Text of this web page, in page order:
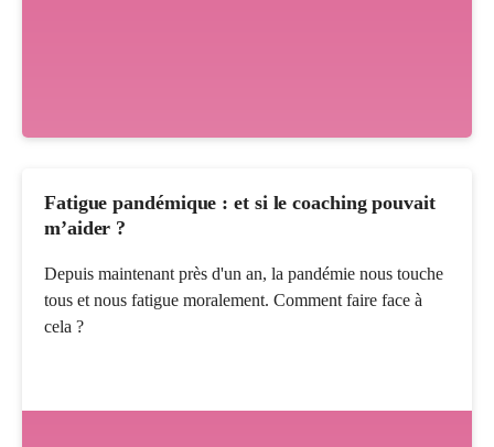
Fatigue pandémique : et si le coaching pouvait
m’aider ?
Depuis maintenant près d'un an, la pandémie nous touche
tous et nous fatigue moralement. Comment faire face à
cela ?